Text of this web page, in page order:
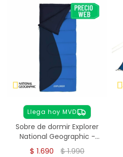
Llega hoy MVD
Sobre de dormir Explorer
National Geographic -
Azul
$ 1.690 $1.990